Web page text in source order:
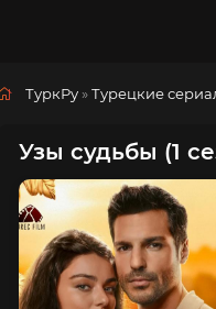
ТуркРу »Турецкие
Узы судьбы (1